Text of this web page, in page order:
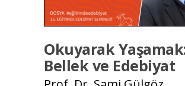
Okuyarak
Bellek ve Edebiyat